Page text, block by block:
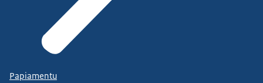
Papiamentu